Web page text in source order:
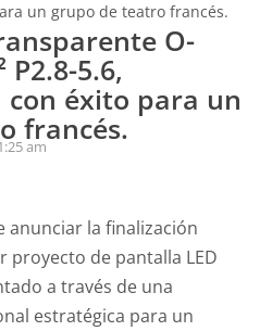
un grupo de teatro francés.
O-
P2.8-5.6,
éxito para un
francés.
am
anunciar la finalización
proyecto de pantalla LED
a través de una
estratégica para un